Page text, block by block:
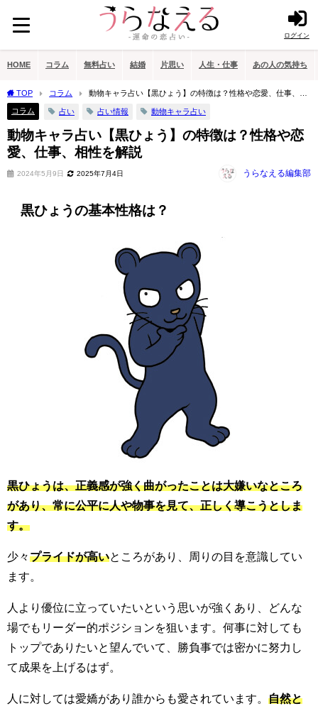
ログイン
HOME コラム 無料占い 結婚 片思い 人生・仕事 あの人の気持ち
TOP コラム
動物キャラ占い【黒ひょう】の特徴は？性格や恋愛、仕事、相
性を解説
コラム 占い 占い情報 動物キャラ占い
動物キャラ占い【黒ひょう】の特徴は？性格や恋
愛、仕事、相性を解説
2024年5月9日 2025年7月4日 うらなえる編集部
黒ひょうの基本性格は？
黒ひょうは、正義感が強く曲がったことは大嫌いなところ
があり、常に公平に人や物事を見て、正しく導こうとしま
す。
少々プライドが高いところがあり、周りの目を意識してい
ます。
人より優位に立っていたいという思いが強くあり、どんな
場でもリーダー的ポジションを狙います。何事に対しても
トップでありたいと望んでいて、勝負事では密かに努力し
て成果を上げるはず。
人に対しては愛嬌があり誰からも愛されています。 自然と